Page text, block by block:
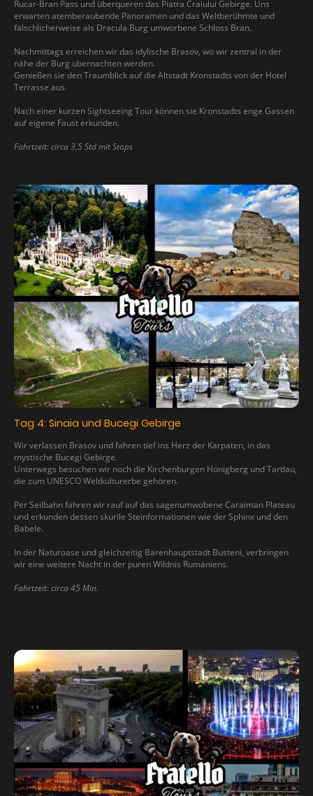
Tag 4: Sinaia und Bucegi Gebirge
Wir verlassen Brasov und fahren tief ins Herz der Karpaten, in das
mystische Bucegi Gebirge.
Unterwegs besuchen wir noch die Kirchenburgen Honigberg und Tartlau,
die zum UNESCO Weltkulturerbe gehören.
Per Seilbahn fahren wir rauf auf das sagenumwobene Caraiman Plateau
und erkunden dessen skurile Steinformationen wie der Sphinx und den
Babele.
In der Naturoase und gleichzeitig Bärenhauptstadt Busteni, verbringen
wir eine weitere Nacht in der puren Wildnis Rumäniens.
Fahrtzeit: circa 45 Min.
Rucar-Bran Pass und überqueren das Piatra Craiului Gebirge. Uns
erwarten atemberaubende Panoramen und das Weltberühmte und
fälschlicherweise als Dracula Burg umworbene Schloss Bran.
Nachmittags erreichen wir das idylische Brasov, wo wir zentral in der
nähe der Burg übernachten werden.
Genießen sie den Traumblick auf die Altstadt Kronstadts von der Hotel
Terrasse aus.
Nach einer kurzen Sightseeing Tour können sie Kronstadts enge Gassen
auf eigene Faust erkunden.
Fahrtzeit: circa 3,5 Std mit Stops